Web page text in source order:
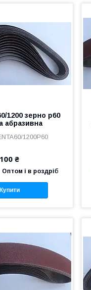
1200 зерно р60
абразивна
1200P60
100 ₴
Оптом і в роздріб
Купити